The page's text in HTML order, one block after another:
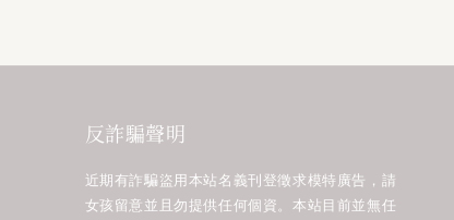
反詐騙聲明
近期有詐騙盜用本站名義刊登徵求模特廣告，請
女孩留意並且勿提供任何個資。本站目前並無任